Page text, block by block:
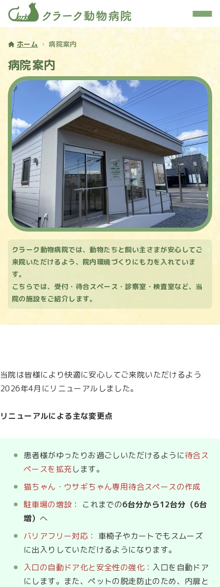
ホーム 病院案内
病院案内
クラーク動物病院では、動物たちと飼い主さまが安心してご
来院いただけるよう、院内環境づくりにも力を入れていま
す。
こちらでは、受付・待合スペース・診察室・検査室など、当
院の施設をご紹介します。
当院は皆様により快適に安心してご来院いただけるよう
2026年4月にリニューアルしました。
リニューアルによる主な変更点
患者様がゆったりお過ごしいただけるように待合ス
ペースを拡充します。
猫ちゃん・ウサギちゃん専用待合スペースの作成
駐車場の増設 ： これまでの6台分から12台分（6台
増） へ
バリアフリー対応 ： 車椅子やカートでもスムーズ
に出入りしていただけるようになります。
入口の自動ドア化と安全性の強化 ：入口を自動ドア
にします。また、ペットの脱走防止のため、内扉と